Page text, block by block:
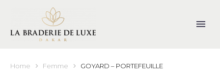
Home Femme GOYARD – PORTEFEUILLE